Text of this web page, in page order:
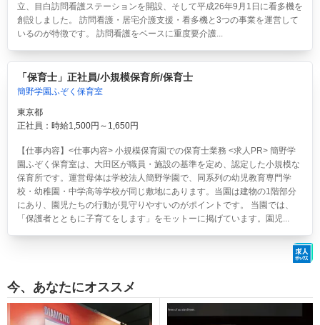
立、目白訪問看護ステーションを開設、そして平成26年9月1日に看多機を
創設しました。 訪問看護・居宅介護支援・看多機と3つの事業を運営して
いるのが特徴です。 訪問看護をベースに重度要介護...
「保育士」正社員/小規模保育所/保育士
簡野学園ふぞく保育室
東京都
正社員：時給1,500円～1,650円
【仕事内容】<仕事内容> 小規模保育園での保育士業務 <求人PR> 簡野学
園ふぞく保育室は、大田区が職員・施設の基準を定め、認定した小規模な
保育所です。運営母体は学校法人簡野学園で、同系列の幼児教育専門学
校・幼稚園・中学高等学校が同じ敷地にあります。当園は建物の1階部分
にあり、園児たちの行動が見守りやすいのがポイントです。 当園では、
「保護者とともに子育てをします」をモットーに掲げています。園児...
今、あなたにオススメ